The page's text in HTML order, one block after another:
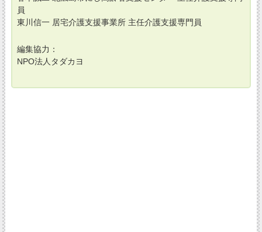
員
東川信一 居宅介護支援事業所 主任介護支援専門員
編集協力：
NPO法人タダカヨ